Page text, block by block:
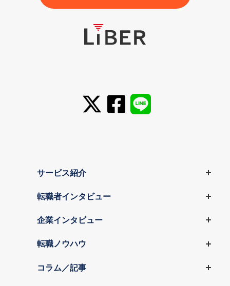
サービス紹介
転職者インタビュー
企業インタビュー
転職ノウハウ
コラム／記事